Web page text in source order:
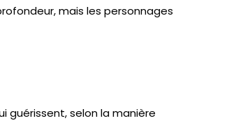
mais les personnages
guérissent, selon la manière